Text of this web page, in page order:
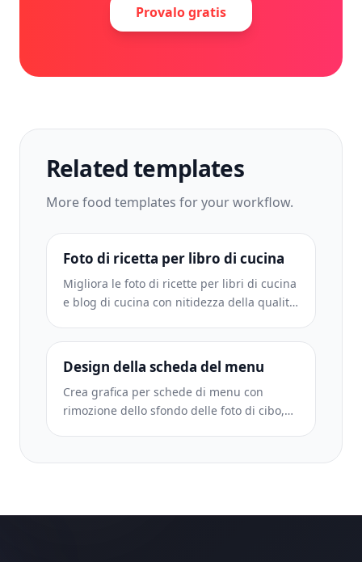
Provalo gratis
Related templates
Morefood templates for your workflow.
Foto di ricetta per libro di cucina
Migliora le foto di ricette per libri di cucina
e blog di cucina con nitidezza della qualità
ingredienti, pulizia della scena con stile e
output ad alta risoluzione.
Design della scheda del menu
Crea grafica per schede di menu con
rimozione dello sfondo delle foto di cibo,
e piattaforme di consegna di terze parti.